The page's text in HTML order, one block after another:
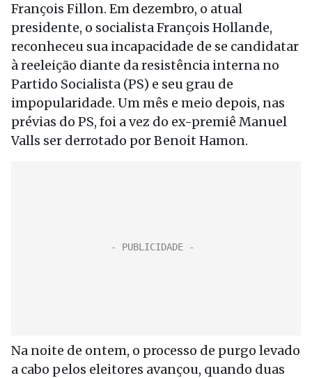
François Fillon. Em dezembro, o atual
presidente, o socialista François Hollande,
reconheceu sua incapacidade de se candidatar
à reeleição diante da resistência interna no
Partido Socialista (PS) e seu grau de
impopularidade. Um mês e meio depois, nas
prévias do PS, foi a vez do ex-premiê Manuel
Valls ser derrotado por Benoit Hamon.
Na noite de ontem, o processo de purgo levado
a cabo pelos eleitores avançou, quando duas